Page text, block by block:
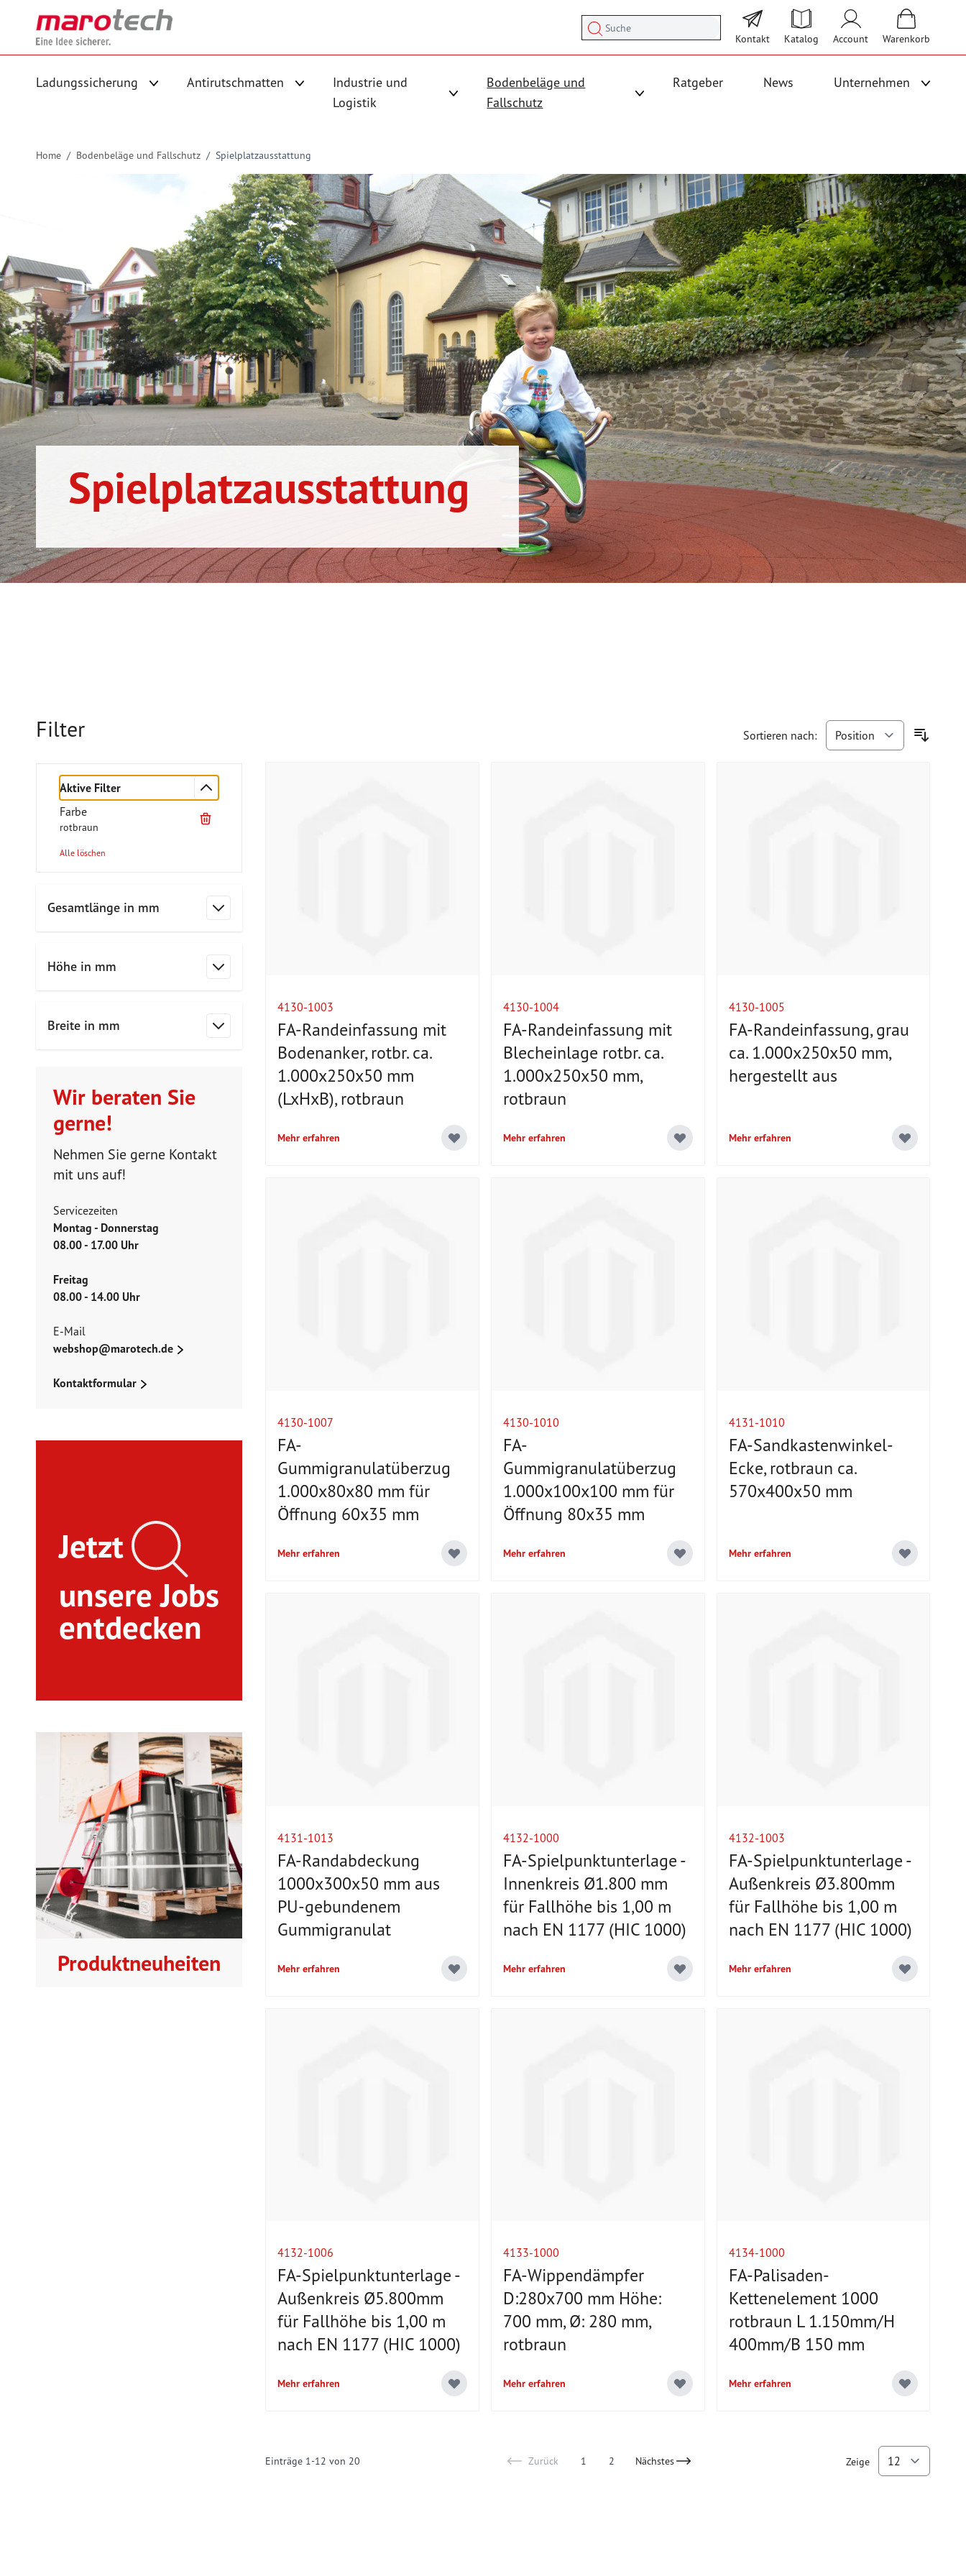
Kontakt Katalog Account Warenkorb
Ladungssicherung Antirutschmatten
Untermenü für Kategorie Antirutschmatten anzeigen
Industrie und
Logistik
Untermenü für Kategorie Industrie und Logistik anzeigen
Bodenbeläge und
Fallschutz
Ratgeber News Unternehmen
Home / Bodenbeläge und Fallschutz / Spielplatzausstattung
Spielplatzausstattung
Filter
Aktive Filter
Farbe
rotbraun
Alle löschen
Gesamtlänge in mm
Höhe in mm
Breite in mm
Wir beraten Sie
gerne!
Nehmen Sie gerne Kontakt
mit uns auf!
Servicezeiten
Montag - Donnerstag
08.00 - 17.00 Uhr
Freitag
08.00 - 14.00 Uhr
E-Mail
webshop@marotech.de
Kontaktformular
Jetzt
unsere Jobs
entdecken
Produktneuheiten
Sortieren nach:
4130-1003
FA-Randeinfassung mit
Bodenanker, rotbr. ca.
1.000x250x50 mm
(LxHxB), rotbraun
Mehr erfahren
4130-1004
FA-Randeinfassung mit
Blecheinlage rotbr. ca.
1.000x250x50 mm,
rotbraun
Mehr erfahren
4130-1005
FA-Randeinfassung, grau
ca. 1.000x250x50 mm,
hergestellt aus
Mehr erfahren
4130-1007
FA-
Gummigranulatüberzug
1.000x80x80 mm für
Öffnung 60x35 mm
Mehr erfahren
4130-1010
FA-
Gummigranulatüberzug
1.000x100x100 mm für
Öffnung 80x35 mm
Mehr erfahren
4131-1010
FA-Sandkastenwinkel-
Ecke, rotbraun ca.
570x400x50 mm
Mehr erfahren
4131-1013
FA-Randabdeckung
1000x300x50 mm aus
PU-gebundenem
Gummigranulat
Mehr erfahren
4132-1000
FA-Spielpunktunterlage -
Innenkreis Ø1.800 mm
für Fallhöhe bis 1,00 m
nach EN 1177 (HIC 1000)
Mehr erfahren
4132-1003
FA-Spielpunktunterlage -
Außenkreis Ø3.800mm
für Fallhöhe bis 1,00 m
nach EN 1177 (HIC 1000)
Mehr erfahren
4132-1006
FA-Spielpunktunterlage -
Außenkreis Ø5.800mm
für Fallhöhe bis 1,00 m
nach EN 1177 (HIC 1000)
Mehr erfahren
4133-1000
FA-Wippendämpfer
D:280x700 mm Höhe:
700 mm, Ø: 280 mm,
rotbraun
Mehr erfahren
4134-1000
FA-Palisaden-
Kettenelement 1000
rotbraun L 1.150mm/H
400mm/B 150 mm
Mehr erfahren
Einträge 1-12 von 20 Zurück You're currently reading page
1 Page
2 Nächstes Zeige